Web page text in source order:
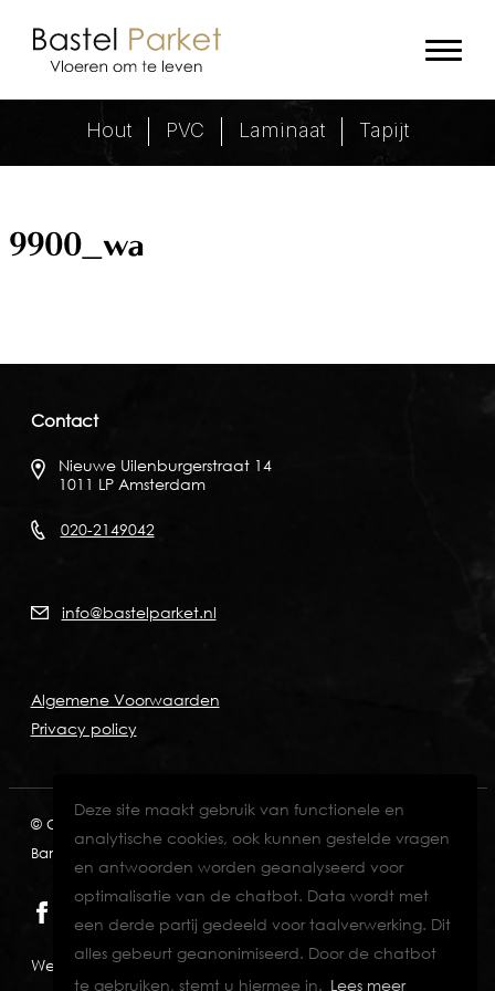
Deze site maakt gebruik van functionele en
analytische cookies, ook kunnen gestelde vragen
en antwoorden worden geanalyseerd voor
optimalisatie van de chatbot. Data wordt met
een derde partij gedeeld voor taalverwerking. Dit
alles gebeurt geanonimiseerd. Door de chatbot
te gebruiken, stemt u hiermee in. Lees meer
9900_wa Archieven - Bastel
Hout PVC Laminaat Tapijt
9900_wa
Contact
Nieuwe Uilenburgerstraat 14
1011 LP Amsterdam
020-2149042
info@bastelparket.nl
Algemene Voorwaarden
Privacy policy
© Copyright 2026 KVK: 60772697
Bank: NL82INGB0006711429
Website designed & developed by Eenvoud.